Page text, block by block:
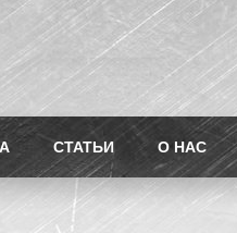
СТАТЬИ О НАС